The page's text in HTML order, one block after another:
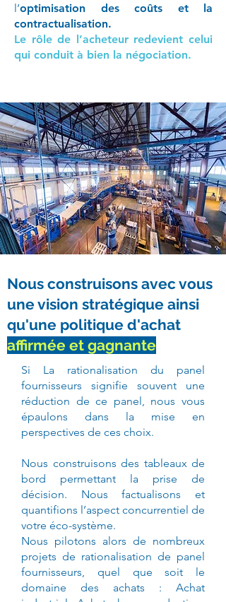
l’optimisation des coûts et la
contractualisation.
Le rôle de l’acheteur redevient celui
qui conduit à bien la négociation.
Nous construisons avec vous
une vision stratégique ainsi
qu'une politique d'achat
affirmée et gagnante
Si La rationalisation du panel
fournisseurs signifie souvent une
réduction de ce panel, nous vous
épaulons dans la mise en
perspectives de ces choix.
Nous construisons des tableaux de
bord permettant la prise de
décision. Nous factualisons et
quantifions l’aspect concurrentiel de
votre éco-système.
Nous pilotons alors de nombreux
projets de rationalisation de panel
fournisseurs, quel que soit le
domaine des achats : Achat